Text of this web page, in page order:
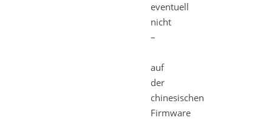
eventuell
nicht
–
auf
der
chinesischen
Firmware